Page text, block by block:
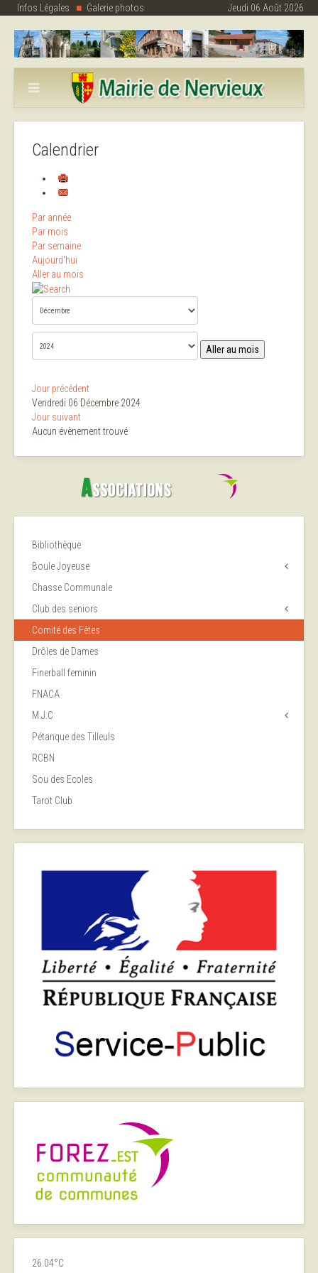
Infos Légales Galerie photos Jeudi 06 Août 2026
Calendrier
Par année
Par mois
Par semaine
Aujourd'hui
Aller au mois
Aller au mois
Jour précédent
Vendredi 06 Décembre 2024
Jour suivant
Aucun évènement trouvé
Bibliothèque
Boule Joyeuse
Chasse Communale
Club des seniors
Comité des Fêtes
Drôles de Dames
Finerball feminin
FNACA
M.J.C
Pétanque des Tilleuls
RCBN
Sou des Ecoles
Tarot Club
26.04°C